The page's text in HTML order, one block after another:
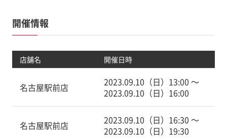
開催情報
店舗名 開催日時
名古屋駅前店
2023.09.10（日）13:00 〜
2023.09.10（日）16:00
名古屋駅前店
2023.09.10（日）16:30 〜
2023.09.10（日）19:30